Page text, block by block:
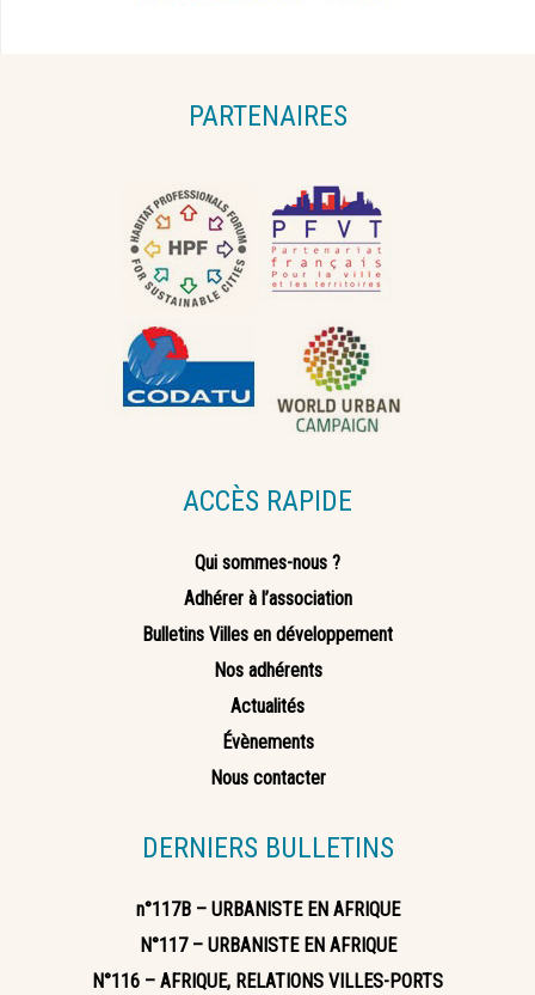
PARTENAIRES
ACCÈS RAPIDE
Qui sommes-nous ?
Adhérer à l’association
Bulletins Villes en développement
Nos adhérents
Actualités
Évènements
Nous contacter
DERNIERS BULLETINS
n°117B – URBANISTE EN AFRIQUE
N°117 – URBANISTE EN AFRIQUE
N°116 – AFRIQUE, RELATIONS VILLES-PORTS